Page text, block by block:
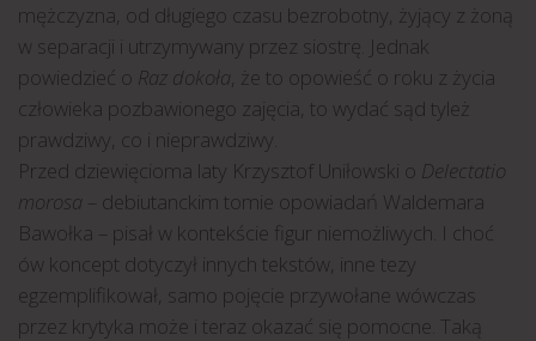
mężczyzna, od długiego czasu bezrobotny, żyjący z żoną
w separacji i utrzymywany przez siostrę. Jednak
powiedzieć o Raz dokoła , że to opowieść o roku z życia
człowieka pozbawionego zajęcia, to wydać sąd tyleż
prawdziwy, co i nieprawdziwy.
Przed dziewięcioma laty Krzysztof Uniłowski o Delectatio
morosa – debiutanckim tomie opowiadań Waldemara
Bawołka – pisał w kontekście figur niemożliwych. I choć
ów koncept dotyczył innych tekstów, inne tezy
egzemplifikował, samo pojęcie przywołane wówczas
przez krytyka może i teraz okazać się pomocne. Taką